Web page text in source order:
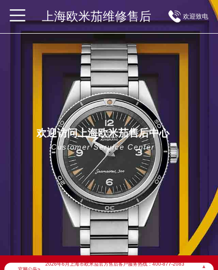
上海欧米茄维修售后 欢迎致电
欢迎访问上海欧米茄售后中心
Customer Service Center
▲
2026年6月欧米茄上海市售后服务网络优化升级公告
2026年6月上海市欧米茄官方售后客户服务热线：400-877-2083